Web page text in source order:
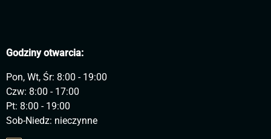
Godziny otwarcia:
Pon, Wt, Śr: 8:00 - 19:00
Czw: 8:00 - 17:00
Pt: 8:00 - 19:00
Sob-Niedz: nieczynne